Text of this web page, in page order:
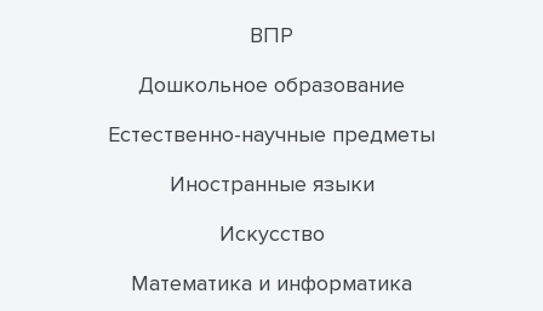
ВПР
Дошкольное образование
Естественно-научные предметы
Иностранные языки
Искусство
Математика и информатика